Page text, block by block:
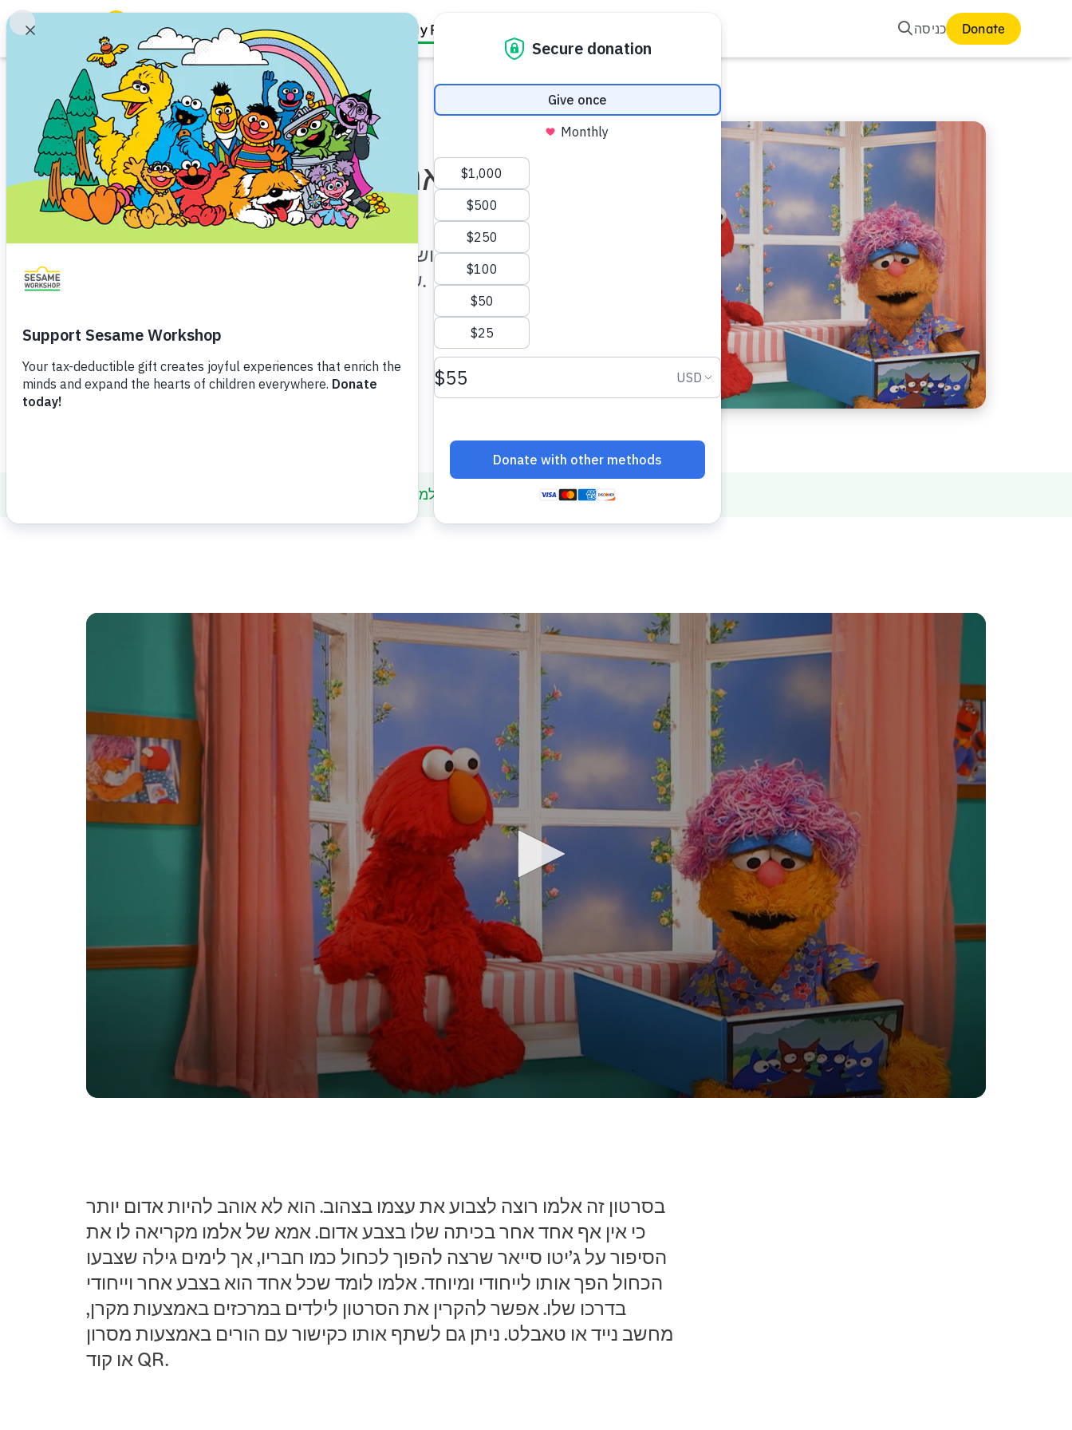
Family Resources חיפוש
כניסה Donate
חיפוש
Family Resources
ABCs and 123s
Healthy Minds and Bodies
Tough Topics
Courses and Webinars
Games and Storybooks
Our Work
סרטונים
אני אלמו: אלמו הוא מיוחד
עקירה ויישוב מחדש גיל גן (3-5) גיל גן חובה (5-6)
סרטון לילדים בנושא דימוי עצמי חיובי, המראה איך לשמוח במי
שאתה ובמה שהופך כל אחד מאיתנו למיוחד.
שיתוף הוסף למובחרים שלי
אני אלמו: אלמו הוא מיוחד
secondsVolume
90%
בסרטון זה אלמו רוצה לצבוע את עצמו בצהוב. הוא לא אוהב להיות אדום יותר
כי אין אף אחד אחר בכיתה שלו בצבע אדום. אמא של אלמו מקריאה לו את
הסיפור על ג’יטו סייאר שרצה להפוך לכחול כמו חבריו, אך לימים גילה שצבעו
הכחול הפך אותו לייחודי ומיוחד. אלמו לומד שכל אחד הוא בצבע אחר וייחודי
בדרכו שלו. אפשר להקרין את הסרטון לילדים במרכזים באמצעות מקרן,
מחשב נייד או טאבלט. ניתן גם לשתף אותו כקישור עם הורים באמצעות מסרון
או קוד QR.